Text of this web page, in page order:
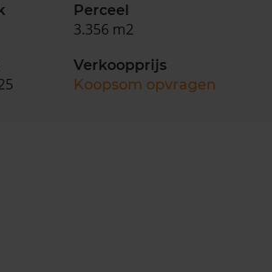
Perceel
3.356 m2
Verkoopprijs
Koopsom opvragen